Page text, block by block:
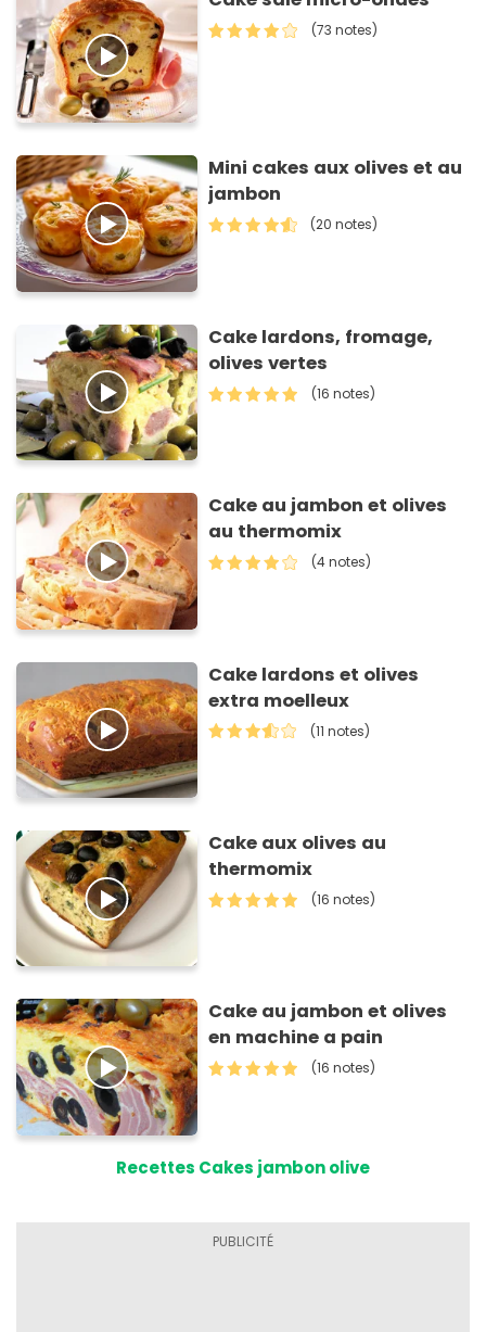
(73 notes)
Mini cakes aux olives et au
jambon
(20 notes)
Cake lardons, fromage,
olives vertes
(16 notes)
Cake au jambon et olives
au thermomix
(4 notes)
Cake lardons et olives
extra moelleux
(11 notes)
Cake aux olives au
thermomix
(16 notes)
Cake au jambon et olives
en machine a pain
(16 notes)
Recettes Cakes jambon olive